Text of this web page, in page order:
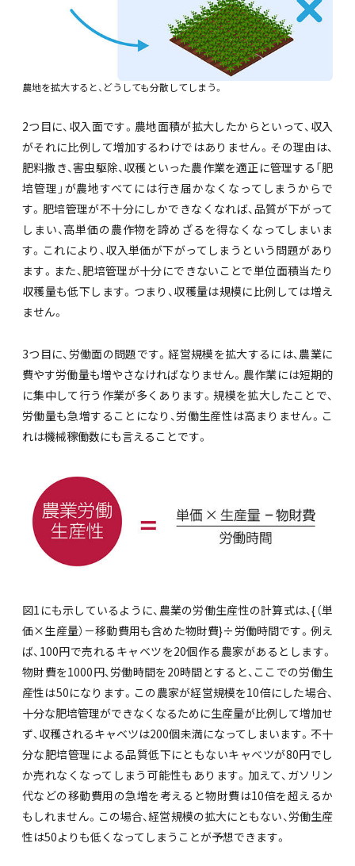
農地を拡大すると、どうしても分散してしまう。
2つ目に、収入面です。農地面積が拡大したからといって、収入
がそれに比例して増加するわけではありません。その理由は、
肥料撒き、害虫駆除、収穫といった農作業を適正に管理する「肥
培管理」が農地すべてには行き届かなくなってしまうからで
す。肥培管理が不十分にしかできなくなれば、品質が下がって
しまい、高単価の農作物を諦めざるを得なくなってしまいま
す。これにより、収入単価が下がってしまうという問題があり
ます。また、肥培管理が十分にできないことで単位面積当たり
収穫量も低下します。つまり、収穫量は規模に比例しては増え
ません。
3つ目に、労働面の問題です。経営規模を拡大するには、農業に
費やす労働量も増やさなければなりません。農作業には短期的
に集中して行う作業が多くあります。規模を拡大したことで、
労働量も急増することになり、労働生産性は高まりません。こ
れは機械稼働数にも言えることです。
図1にも示しているように、農業の労働生産性の計算式は、{（単
価×生産量）－移動費用も含めた物財費}÷労働時間です。例え
ば、100円で売れるキャベツを20個作る農家があるとします。
物財費を1000円、労働時間を20時間とすると、ここでの労働生
産性は50になります。この農家が経営規模を10倍にした場合、
十分な肥培管理ができなくなるために生産量が比例して増加せ
ず、収穫されるキャベツは200個未満になってしまいます。不十
分な肥培管理による品質低下にともないキャベツが80円でし
か売れなくなってしまう可能性もあります。加えて、ガソリン
代などの移動費用の急増を考えると物財費は10倍を超えるか
もしれません。この場合、経営規模の拡大にともない、労働生産
性は50よりも低くなってしまうことが予想できます。